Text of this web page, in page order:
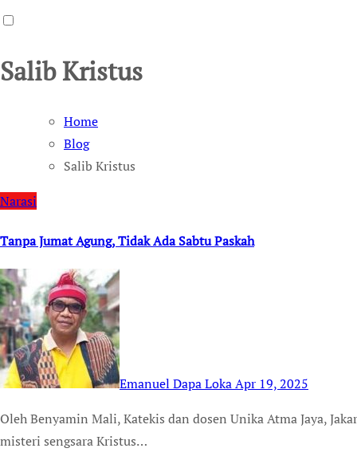
Salib Kristus
Home
Blog
Salib Kristus
Narasi
Tanpa Jumat Agung, Tidak Ada Sabtu Paskah
Emanuel Dapa LokaApr 19, 2025
Oleh Benyamin Mali, Katekis dan dosen Unika Atma Jaya, Jakarta Sepanjang Masa Pra-Paskah, kita merenungkan
misteri sengsara Kristus…